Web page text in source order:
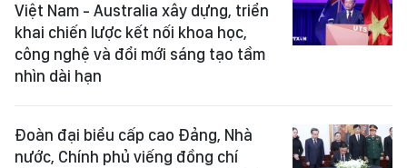
Việt Nam - Australia xây dựng, triển
khai chiến lược kết nối khoa học,
công nghệ và đổi mới sáng tạo tầm
nhìn dài hạn
Đoàn đại biểu cấp cao Đảng, Nhà
nước, Chính phủ viếng đồng chí